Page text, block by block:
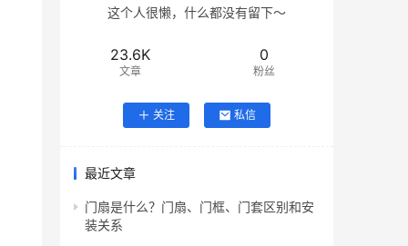
这个人很懒，什么都没有留下～
23.6K
文章
0
粉丝
关注 私信
最近文章
门扇是什么？门扇、门框、门套区别和安
装关系